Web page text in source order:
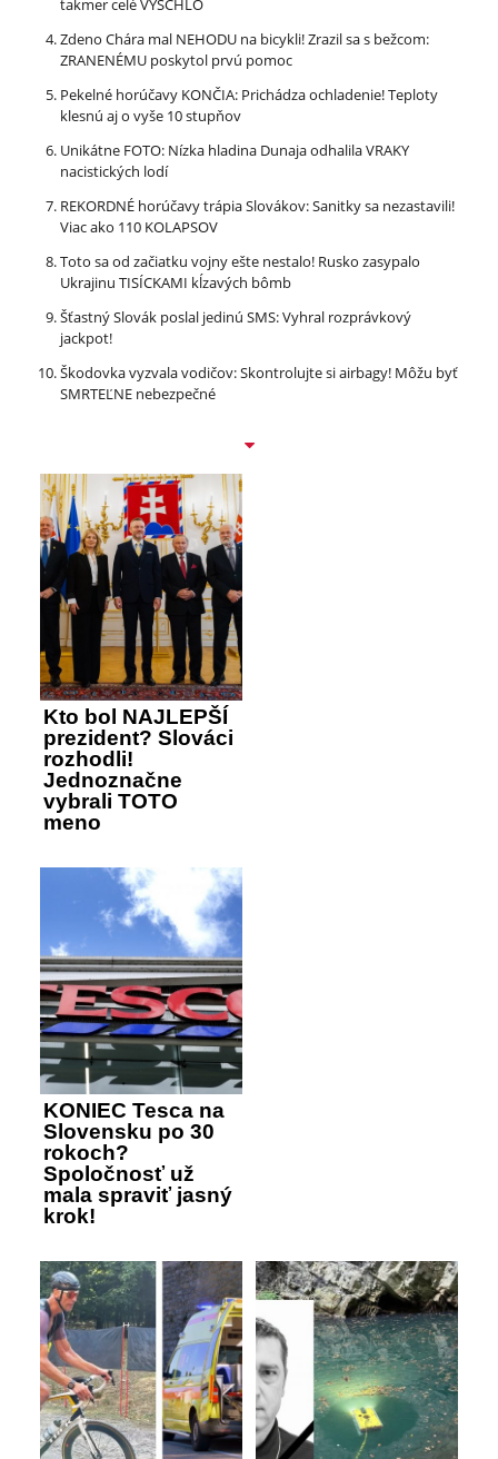
takmer celé VYSCHLO
Zdeno Chára mal NEHODU na bicykli! Zrazil sa s bežcom:
ZRANENÉMU poskytol prvú pomoc
Pekelné horúčavy KONČIA: Prichádza ochladenie! Teploty
klesnú aj o vyše 10 stupňov
Unikátne FOTO: Nízka hladina Dunaja odhalila VRAKY
nacistických lodí
REKORDNÉ horúčavy trápia Slovákov: Sanitky sa nezastavili!
Viac ako 110 KOLAPSOV
Toto sa od začiatku vojny ešte nestalo! Rusko zasypalo
Ukrajinu TISÍCKAMI kĺzavých bômb
Šťastný Slovák poslal jedinú SMS: Vyhral rozprávkový
jackpot!
Škodovka vyzvala vodičov: Skontrolujte si airbagy! Môžu byť
SMRTEĽNE nebezpečné
Kto bol NAJLEPŠÍ
prezident? Slováci
rozhodli!
Jednoznačne
vybrali TOTO
meno
KONIEC Tesca na
Slovensku po 30
rokoch?
Spoločnosť už
mala spraviť jasný
krok!